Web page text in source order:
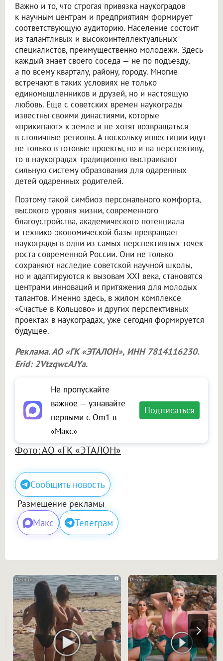
Важно и то, что строгая привязка наукоградов
к научным центрам и предприятиям формирует
соответствующую аудиторию. Население состоит
из талантливых и высокоинтеллектуальных
специалистов, преимущественно молодежи. Здесь
каждый знает своего соседа — не по подъезду,
а по всему кварталу, району, городу. Многие
встречают в таких условиях не только
единомышленников и друзей, но и настоящую
любовь. Еще с советских времен наукограды
известны своими династиями, которые
«прикипают» к земле и не хотят возвращаться
в столичные регионы. А поскольку инвестиции идут
не только в готовые проекты, но и на перспективу,
то в наукоградах традиционно выстраивают
сильную систему образования для одаренных
детей одаренных родителей.
Поэтому такой симбиоз персонального комфорта,
высокого уровня жизни, современного
благоустройства, академического потенциала
и технико-экономической базы превращает
наукограды в одни из самых перспективных точек
роста современной России. Они не только
сохраняют наследие советской научной школы,
но и адаптируются к вызовам XXI века, становятся
центрами инноваций и притяжения для молодых
талантов. Именно здесь, в жилом комплексе
«Счастье в Кольцово» и других перспективных
проектах в наукоградах, уже сегодня формируется
будущее.
Реклама. АО «ГК «ЭТАЛОН», ИНН 7814116230.
Erid: 2VtzqwcAJYa.
Не пропускайте
важное — узнавайте
первыми с Om1 в
«Макс»
Подписаться
Фото: АО «ГК «ЭТАЛОН»
Сообщить новость
Размещение рекламы
Макс Телеграм
i